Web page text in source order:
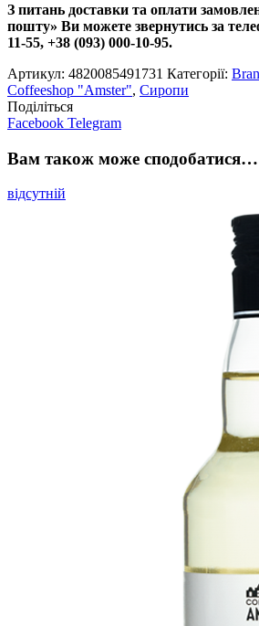
З питань доставки та оплати
пошту» Ви можете звернутись за
11-55, +38 (093) 000-10-95.
Артикул: 4820085491731 Категорії:
Coffeeshop "Amster", Сиропи
Поділіться
Facebook Telegram
Вам також може сподобатися…
відсутній